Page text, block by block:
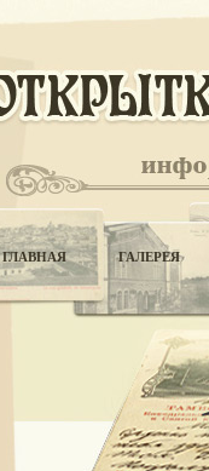
ГЛАВНАЯ ГАЛЕРЕЯ